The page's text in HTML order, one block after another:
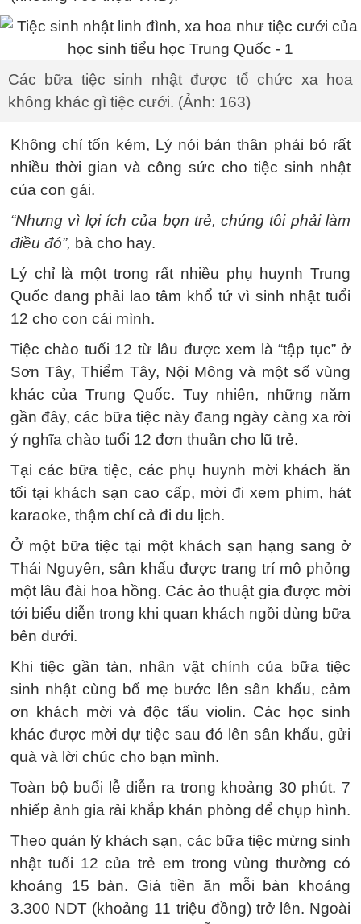
Các bữa tiệc sinh nhật được tổ chức xa hoa
không khác gì tiệc cưới. (Ảnh: 163)
Không chỉ tốn kém, Lý nói bản thân phải bỏ rất
nhiều thời gian và công sức cho tiệc sinh nhật
của con gái.
“Nhưng vì lợi ích của bọn trẻ, chúng tôi phải làm
điều đó”, bà cho hay.
Lý chỉ là một trong rất nhiều phụ huynh Trung
Quốc đang phải lao tâm khổ tứ vì sinh nhật tuổi
12 cho con cái mình.
Tiệc chào tuổi 12 từ lâu được xem là “tập tục” ở
Sơn Tây, Thiểm Tây, Nội Mông và một số vùng
khác của Trung Quốc. Tuy nhiên, những năm
gần đây, các bữa tiệc này đang ngày càng xa rời
ý nghĩa chào tuổi 12 đơn thuần cho lũ trẻ.
Tại các bữa tiệc, các phụ huynh mời khách ăn
tối tại khách sạn cao cấp, mời đi xem phim, hát
karaoke, thậm chí cả đi du lịch.
Ở một bữa tiệc tại một khách sạn hạng sang ở
Thái Nguyên, sân khấu được trang trí mô phỏng
một lâu đài hoa hồng. Các ảo thuật gia được mời
tới biểu diễn trong khi quan khách ngồi dùng bữa
bên dưới.
Khi tiệc gần tàn, nhân vật chính của bữa tiệc
sinh nhật cùng bố mẹ bước lên sân khấu, cảm
ơn khách mời và độc tấu violin. Các học sinh
khác được mời dự tiệc sau đó lên sân khấu, gửi
quà và lời chúc cho bạn mình.
Toàn bộ buổi lễ diễn ra trong khoảng 30 phút. 7
nhiếp ảnh gia rải khắp khán phòng để chụp hình.
Theo quản lý khách sạn, các bữa tiệc mừng sinh
nhật tuổi 12 của trẻ em trong vùng thường có
khoảng 15 bàn. Giá tiền ăn mỗi bàn khoảng
3.300 NDT (khoảng 11 triệu đồng) trở lên. Ngoài